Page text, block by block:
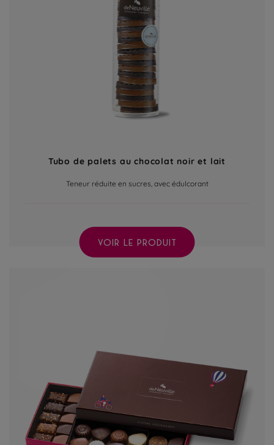
Tubo de palets au chocolat noir et lait
Teneur réduite en sucres, avec édulcorant
VOIR LE PRODUIT